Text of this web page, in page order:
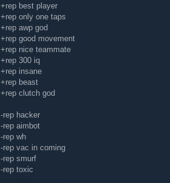
+rep nice player
+rep best player
+rep only one taps
+rep awp god
+rep good movement
+rep nice teammate
+rep 300 iq
+rep insane
+rep beast
+rep clutch god
-rep hacker
-rep aimbot
-rep wh
-rep vac in coming
-rep smurf
-rep toxic